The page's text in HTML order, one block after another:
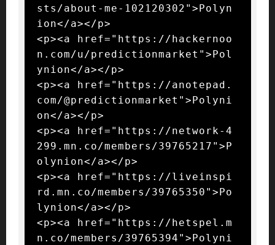
sts/about-me-102120302">Polyn
ion</a></p>
<p><a href="https://hackernoo
n.com/u/predictionmarket">Pol
ynion</a></p>
<p><a href="https://anotepad.
com/@predictionmarket">Polyni
on</a></p>
<p><a href="https://network-4
299.mn.co/members/39765217">P
olynion</a></p>
<p><a href="https://liveinspi
rd.mn.co/members/39765350">Po
lynion</a></p>
<p><a href="https://hetspel.m
n.co/members/39765394">Polyni